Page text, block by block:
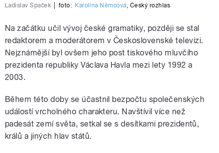
Ladislav Špaček foto: Karolína Němcová, Český rozhlas
Na začátku učil vývoj české gramatiky, později se stal
redaktorem a moderátorem v Československé televizi.
Nejznámější byl ovšem jeho post tiskového mluvčího
prezidenta republiky Václava Havla mezi lety 1992 a
2003.
Během této doby se účastnil bezpočtu společenských
událostí vrcholného charakteru. Navštívil více než
padesát zemí světa, setkal se s desítkami prezidentů,
králů a jiných hlav států.